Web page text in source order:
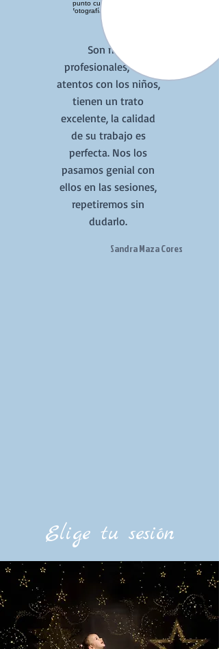
Son muy
profesionales, muy
atentos con los niños,
tienen un trato
excelente, la calidad
de su trabajo es
perfecta. Nos los
pasamos genial con
ellos en las sesiones,
repetiremos sin
dudarlo.
Sandra Maza Cores
Elige tu sesión